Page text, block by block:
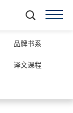
品牌书系
译文课程